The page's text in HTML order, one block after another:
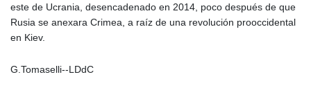
este de Ucrania, desencadenado en 2014, poco después de que
Rusia se anexara Crimea, a raíz de una revolución prooccidental
en Kiev.
G.Tomaselli--LDdC